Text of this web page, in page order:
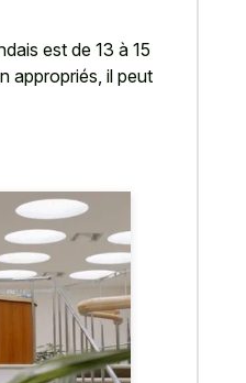
est de 13 à 15
appropriés, il peut